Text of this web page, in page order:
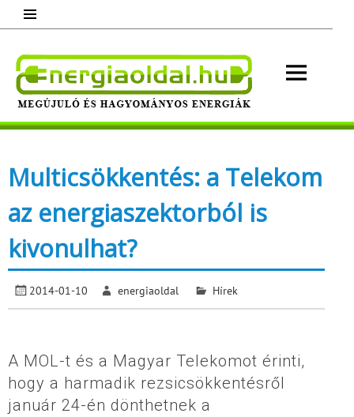
content
Megújuló és hagyományos energiák.
Multicsökkentés: a Telekom
az energiaszektorból is
kivonulhat?
2014-01-10 energiaoldal Hírek
A MOL-t és a Magyar Telekomot érinti,
hogy a harmadik rezsicsökkentésről
január 24-én dönthetnek a